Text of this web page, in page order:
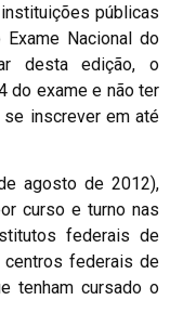
públicas
Nacional do
desta edição, o
do exame e não ter
se inscrever em até
agosto de 2012),
curso e turno nas
federais de
centros federais de
tenham cursado o